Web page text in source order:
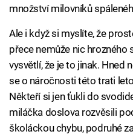
množství milovníků
Ale i když si myslíte, že
přece nemůže nic hrozného
vysvětlí, že je to jinak. Hned
se o náročnosti této trati
Někteří si jen ťukli do
miláčka doslova rozvěsili
školáckou chybu, podruhé